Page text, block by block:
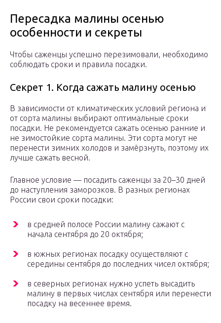
Пересадка малины осенью
особенности и секреты
Чтобы саженцы успешно перезимовали, необходимо
соблюдать сроки и правила посадки.
Секрет 1. Когда сажать малину осенью
В зависимости от климатических условий региона и
от сорта малины выбирают оптимальные сроки
посадки. Не рекомендуется сажать осенью ранние и
не зимостойкие сорта малины. Эти сорта могут не
перенести зимних холодов и замёрзнуть, поэтому их
лучше сажать весной.
Главное условие — посадить саженцы за 20–30 дней
до наступления заморозков. В разных регионах
России свои сроки посадки:
в средней полосе России малину сажают с
начала сентября до 20 октября;
в южных регионах посадку осуществляют с
середины сентября до последних чисел октября;
в северных регионах нужно успеть высадить
малину в первых числах сентября или перенести
посадку на весеннее время.